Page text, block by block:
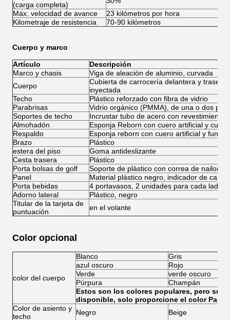
(carga completa)
Máx. velocidad de avance
23 kilómetros por hora
Kilometraje de resistencia
70-90 kilómetros
Cuerpo y marco
Artículo
Descripción
Marco y chasis
Viga de aleación de aluminio, curvada
Cuerpo
Cubierta de carrocería delantera y trasera
inyectada
Techo
Plástico reforzado con fibra de vidrio
Parabrisas
Vidrio orgánico (PMMA), de una o dos
Soportes de techo
Incrustar tubo de acero con revestimiento
Almohadón
Esponja Reborn con cuero artificial y
Respaldo
Esponja reborn con cuero artificial y funda
Brazo
Plástico
estera del piso
Goma antideslizante
Cesta trasera
Plástico
Porta bolsas de golf
Soporte de plástico con correa de nailon.
Panel
Material plástico negro, indicador de
Porta bebidas
4 portavasos, 2 unidades para cada lado.
Adorno lateral
Plástico, negro
Titular de la tarjeta de
puntuación
en el volante
Color opcional
color del cuerpo
Blanco
Gris
azul oscuro
Rojo
Verde
verde oscuro
Púrpura
Champán
Estos son los colores populares, pero su
disponible, solo proporcione el color
Color de asiento y
techo
Negro Beige